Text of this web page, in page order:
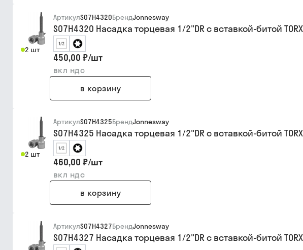
2 шт
АртикулS07H4320БрендJonnesway
S07H4320 Насадка торцевая 1/2"DR с вставкой-битой
450,00 ₽/шт
вкл ндс
в корзину
2 шт
АртикулS07H4325БрендJonnesway
S07H4325 Насадка торцевая 1/2"DR с вставкой-битой
460,00 ₽/шт
вкл ндс
в корзину
АртикулS07H4327БрендJonnesway
S07H4327 Насадка торцевая 1/2"DR с вставкой-битой